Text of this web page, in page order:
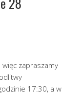
zapraszamy
17:30, a w